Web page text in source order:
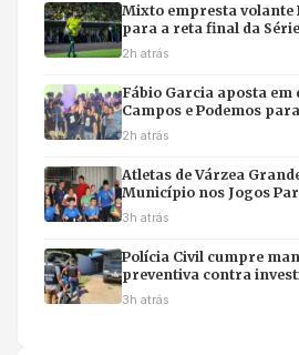
Mixto empresta volante
para a reta final da
retorno para 2027
2h atrás
Fábio Garcia aposta em
Campos e Podemos
com Pivetta
2h atrás
Atletas de Várzea
Município nos Jogos
de Mato Grosso
3h atrás
Polícia Civil cumpre
preventiva contra
Cabaçal
3h atrás